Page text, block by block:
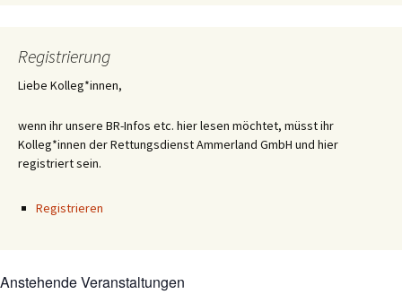
Registrierung
Liebe Kolleg*innen,
wenn ihr unsere BR-Infos etc. hier lesen möchtet, müsst ihr
Kolleg*innen der Rettungsdienst Ammerland GmbH und hier
registriert sein.
Registrieren
Anstehende Veranstaltungen